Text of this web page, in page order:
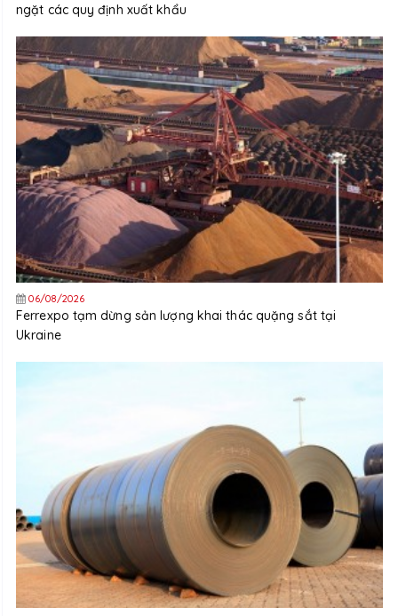
ngặt các quy định xuất khẩu
06/08/2026
Ferrexpo tạm dừng sản lượng khai thác quặng sắt tại
Ukraine